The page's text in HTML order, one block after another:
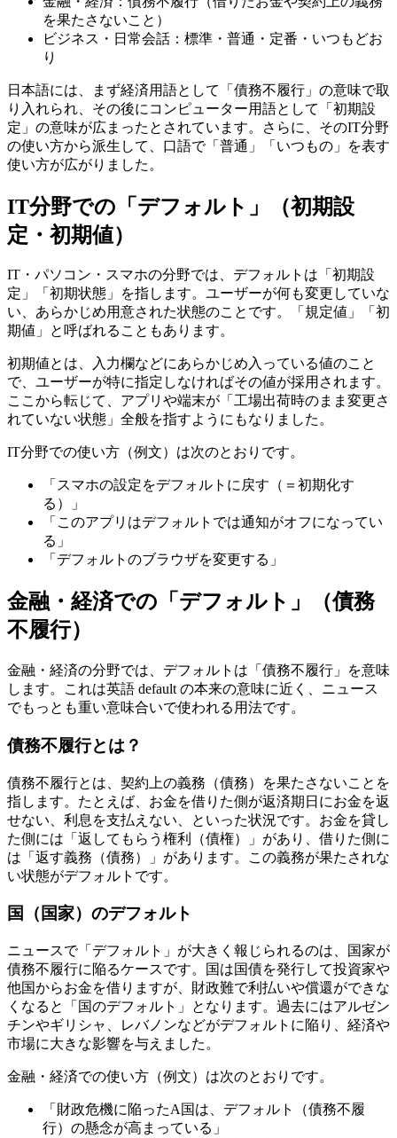
を果たさないこと）
ビジネス・日常会話：標準・普通・定番・いつもどお
り
日本語には、まず経済用語として「債務不履行」の意味で取
り入れられ、その後にコンピューター用語として「初期設
定」の意味が広まったとされています。さらに、そのIT分野
の使い方から派生して、口語で「普通」「いつもの」を表す
使い方が広がりました。
IT分野での「デフォルト」（初期設
定・初期値）
IT・パソコン・スマホの分野では、デフォルトは「初期設
定」「初期状態」を指します。ユーザーが何も変更していな
い、あらかじめ用意された状態のことです。「規定値」「初
期値」と呼ばれることもあります。
初期値とは、入力欄などにあらかじめ入っている値のこと
で、ユーザーが特に指定しなければその値が採用されます。
ここから転じて、アプリや端末が「工場出荷時のまま変更さ
れていない状態」全般を指すようにもなりました。
IT分野での使い方（例文）は次のとおりです。
「スマホの設定をデフォルトに戻す（＝初期化す
る）」
「このアプリはデフォルトでは通知がオフになってい
る」
「デフォルトのブラウザを変更する」
金融・経済での「デフォルト」（債務
不履行）
金融・経済の分野では、デフォルトは「債務不履行」を意味
します。これは英語 default の本来の意味に近く、ニュース
でもっとも重い意味合いで使われる用法です。
債務不履行とは？
債務不履行とは、契約上の義務（債務）を果たさないことを
指します。たとえば、お金を借りた側が返済期日にお金を返
せない、利息を支払えない、といった状況です。お金を貸し
た側には「返してもらう権利（債権）」があり、借りた側に
は「返す義務（債務）」があります。この義務が果たされな
い状態がデフォルトです。
国（国家）のデフォルト
ニュースで「デフォルト」が大きく報じられるのは、国家が
債務不履行に陥るケースです。国は国債を発行して投資家や
他国からお金を借りますが、財政難で利払いや償還ができな
くなると「国のデフォルト」となります。過去にはアルゼン
チンやギリシャ、レバノンなどがデフォルトに陥り、経済や
市場に大きな影響を与えました。
金融・経済での使い方（例文）は次のとおりです。
「財政危機に陥ったA国は、デフォルト（債務不履
行）の懸念が高まっている」